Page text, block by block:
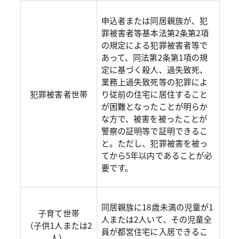
犯罪被害者世帯
申込者または同居親族が、犯
罪被害者等基本法第2条第2項
の規定による犯罪被害者等で
あって、同法第2条第1項の規
定に基づく殺人、過失致死、
業務上過失致死等の犯罪によ
り従前の住宅に居住すること
が困難となったことが明らか
な方で、被害を被ったことが
警察の証明等で証明できるこ
と。ただし、犯罪被害を被っ
てから5年以内であることが必
要です。
子育て世帯
（子供1人または2
同居親族に18歳未満の児童が1
人または2人いて、その児童全
員が都営住宅に入居できるこ